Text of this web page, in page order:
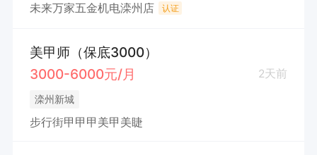
未来万家五金机电滦州店 认证
美甲师（保底3000）
3000-6000元/月
2天前
滦州新城
步行街甲甲甲美甲美睫